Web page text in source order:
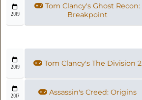
2019
Tom Clancy's Ghost Recon:
Breakpoint
2019 Tom Clancy's The Division 2
2017 Assassin's Creed: Origins